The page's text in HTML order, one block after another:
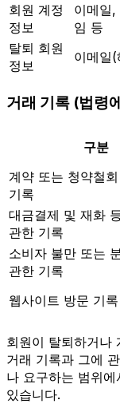
회원 계정
정보
이메일,
임 등
탈퇴 회원
정보
이메일(
거래 기록 (법령
구분
계약 또는 청약철
기록
대금결제 및 재화
관한 기록
소비자 불만 또는
관한 기록
웹사이트 방문 기록
회원이 탈퇴하거나
거래 기록과 그에
나 요구하는 범위
있습니다.